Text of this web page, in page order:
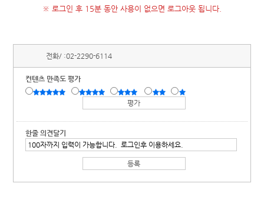
※ 로그인 후 15분 동안 사용이 없으면 로그아웃 됩니다.
전화/ :02-2290-6114
컨텐츠 만족도 평가
한줄 의견달기